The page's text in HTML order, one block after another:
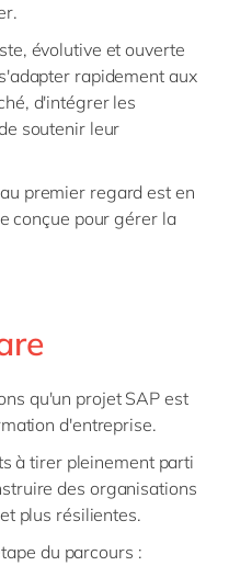
évolutive et ouverte
rapidement aux
d'intégrer les
soutenir leur
premier regard est en
conçue pour gérer la
qu'un projet SAP est
d'entreprise.
à tirer pleinement parti
des organisations
plus résilientes.
du parcours :